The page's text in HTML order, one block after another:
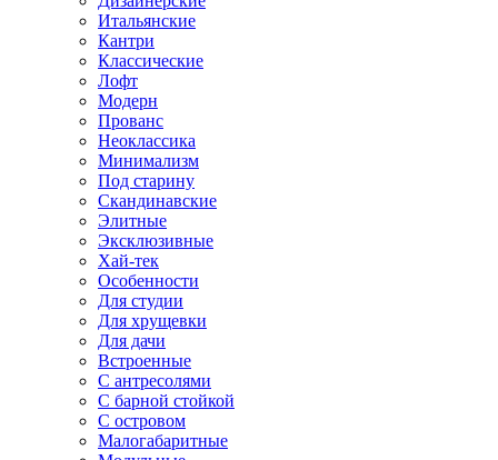
Итальянские
Кантри
Классические
Лофт
Модерн
Прованс
Неоклассика
Минимализм
Под старину
Скандинавские
Элитные
Эксклюзивные
Хай-тек
Особенности
Для студии
Для хрущевки
Для дачи
Встроенные
С антресолями
С барной стойкой
С островом
Малогабаритные